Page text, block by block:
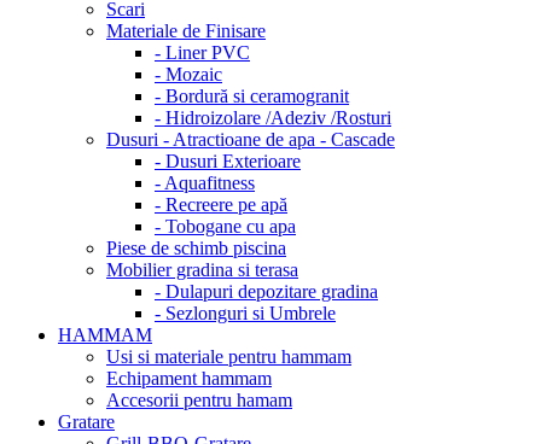
Scari
Materiale de Finisare
- Liner PVC
- Mozaic
- Bordură si ceramogranit
- Hidroizolare /Adeziv /Rosturi
Dusuri - Atractioane de apa - Cascade
- Dusuri Exterioare
- Aquafitness
- Recreere pe apă
- Tobogane cu apa
Piese de schimb piscina
Mobilier gradina si terasa
- Dulapuri depozitare gradina
- Sezlonguri si Umbrele
HAMMAM
Usi si materiale pentru hammam
Echipament hammam
Accesorii pentru hamam
Gratare